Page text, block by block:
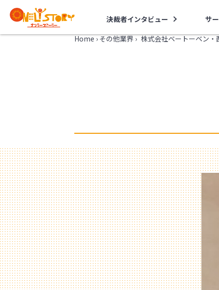
決裁者インタビュー サ
Home › その他業界 › 株式会社ベートーベン